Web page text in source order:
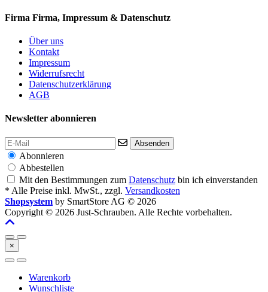
Firma Firma, Impressum & Datenschutz
Über uns
Kontakt
Impressum
Widerrufsrecht
Datenschutzerklärung
AGB
Newsletter abonnieren
Absenden
Abonnieren
Abbestellen
Mit den Bestimmungen zum Datenschutz bin ich einverstanden
* Alle Preise inkl. MwSt., zzgl. Versandkosten
Shopsystem by SmartStore AG © 2026
Copyright © 2026 Just-Schrauben. Alle Rechte vorbehalten.
×
Warenkorb
Wunschliste